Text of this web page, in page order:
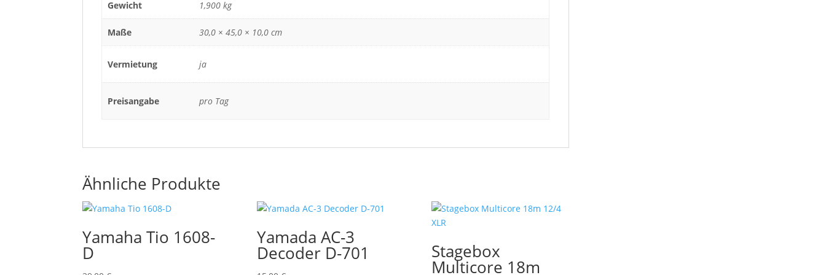
Gewicht 1,900 kg
Maße 30,0 × 45,0 × 10,0 cm
Vermietung ja
Preisangabe pro Tag
Ähnliche Produkte
Yamaha Tio 1608-
D
Yamada AC-3
Decoder D-701 Stagebox
Multicore 18m